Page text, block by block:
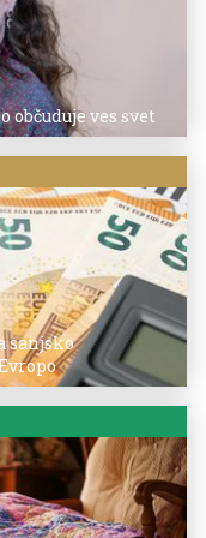
ves svet
sanjsko